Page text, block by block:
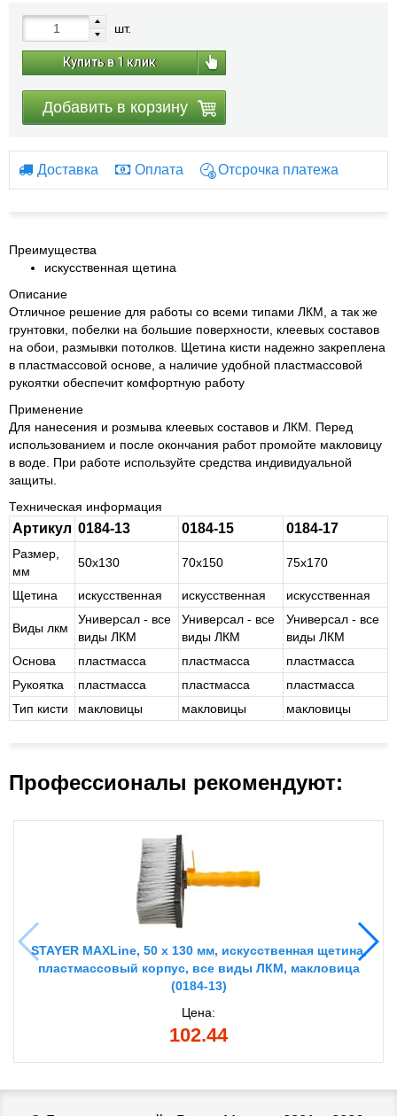
шт.
Купить в 1 клик
Добавить в корзину
Доставка Оплата Отсрочка платежа
Преимущества
искусственная щетина
Описание
Отличное решение для работы со всеми типами ЛКМ, а так же
грунтовки, побелки на большие поверхности, клеевых составов
на обои, размывки потолков. Щетина кисти надежно закреплена
в пластмассовой основе, а наличие удобной пластмассовой
рукоятки обеспечит комфортную работу
Применение
Для нанесения и розмыва клеевых составов и ЛКМ. Перед
использованием и после окончания работ промойте макловицу
в воде. При работе используйте средства индивидуальной
защиты.
Техническая информация
Артикул 0184-13 0184-15 0184-17
Размер,
мм
50х130 70х150 75x170
Щетина ис­кус­ствен­ная ис­кус­ствен­ная ис­кус­ствен­ная
Виды лкм
Уни­вер­сал - все
виды ЛКМ
Уни­вер­сал - все
виды ЛКМ
Уни­вер­сал - все
виды ЛКМ
Основа
пласт­мас­са пласт­мас­са
пласт­мас­са
Рукоятка
пласт­мас­са пласт­мас­са
пласт­мас­са
Тип кисти
ма­кло­ви­цы ма­кло­ви­цы ма­кло­ви­цы
Профессионалы рекомендуют:
STAYER MAXLine, 50 х 130 мм, искусственная щетина,
пластмассовый корпус, все виды ЛКМ, макловица
(0184-13)
Цена:
102.44